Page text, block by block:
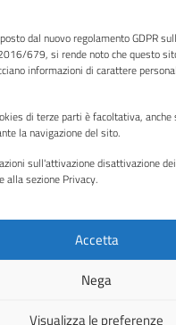
dal nuovo regolamento GDPR
679, si rende noto che questo
informazioni di carattere
di terze parti è facoltativa,
la navigazione del sito.
sull'attivazione disattivazione
alla sezione Privacy.
Accetta
Nega
Visualizza le preferenze
del sito
Instagram